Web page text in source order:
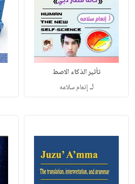
تأثير الذكاء الاصط
لـإنعام سلامه